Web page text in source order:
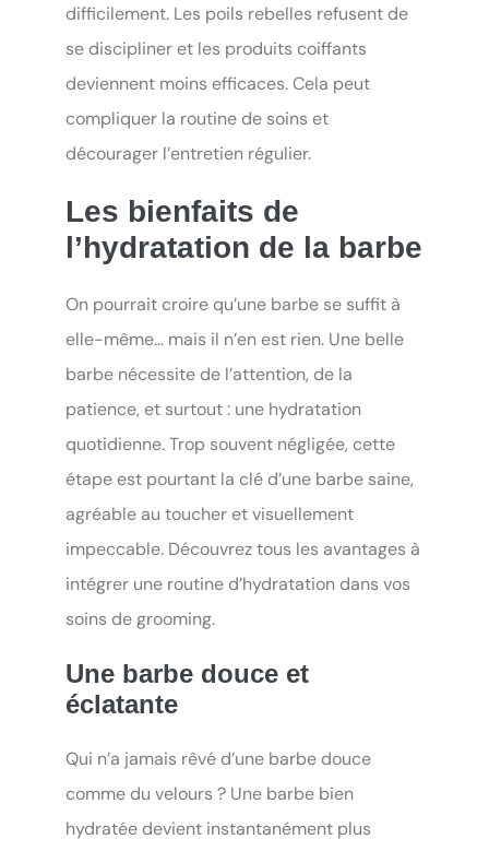
difficilement. Les poils rebelles refusent de
se discipliner et les produits coiffants
deviennent moins efficaces. Cela peut
compliquer la routine de soins et
décourager l’entretien régulier.
Les bienfaits de
l’hydratation de la barbe
On pourrait croire qu’une barbe se suffit à
elle-même… mais il n’en est rien. Une belle
barbe nécessite de l’attention, de la
patience, et surtout : une hydratation
quotidienne. Trop souvent négligée, cette
étape est pourtant la clé d’une barbe saine,
agréable au toucher et visuellement
impeccable. Découvrez tous les avantages à
intégrer une routine d’hydratation dans vos
soins de grooming.
Une barbe douce et
éclatante
Qui n’a jamais rêvé d’une barbe douce
comme du velours ? Une barbe bien
hydratée devient instantanément plus